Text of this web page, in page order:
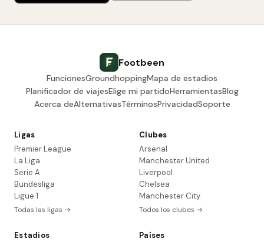
Footbeen
FuncionesGroundhoppingMapa de estadios
Planificador de viajesElige mi partidoHerramientasBlog
Acerca deAlternativasTérminosPrivacidadSoporte
Ligas
Premier League
La Liga
Serie A
Bundesliga
Ligue 1
Todas las ligas →
Clubes
Arsenal
Manchester United
Liverpool
Chelsea
Manchester City
Todos los clubes →
Estadios
Países